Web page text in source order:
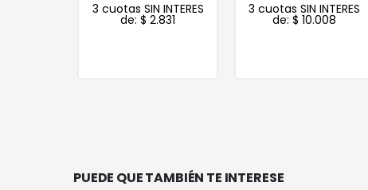
3 cuotas SIN INTERES
de:$ 2.831
3 cuotas SIN INTERES
de:$ 10.008
PUEDE QUE TAMBIÉN TE INTERESE